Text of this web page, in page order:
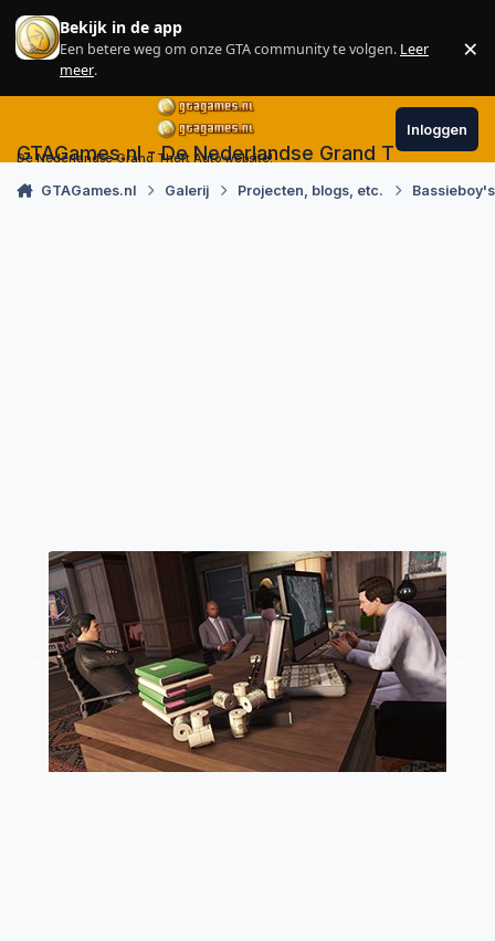
Skip to content
Bekijk in de app
Een betere weg om onze GTA community te volgen. Leer
meer.
×
GTAGames.nl - De Nederlandse Grand Theft Auto
De Nederlandse Grand Theft Auto website!
Inloggen
GTAGames.nl Galerij Projecten, blogs, etc.